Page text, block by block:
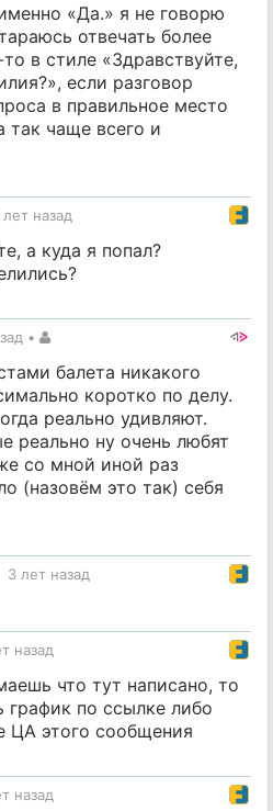
«Да.» я не говорю
отвечать более
в стиле «Здравствуйте,
если разговор
в правильное место
чаще всего и
лет назад
а куда я попал?
•
балета никакого
коротко по делу.
реально удивляют.
реально ну очень любят
со мной иной раз
(назовём это так) себя
3 лет назад
назад
что тут написано, то
по ссылке либо
ЦА этого сообщения
назад